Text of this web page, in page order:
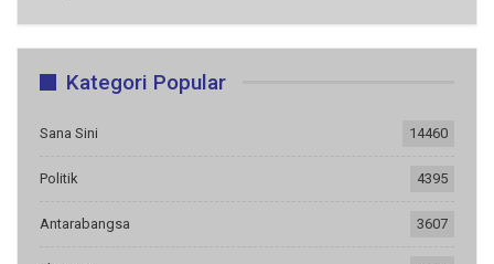
Kategori Popular
Sana Sini 14460
Politik 4395
Antarabangsa 3607